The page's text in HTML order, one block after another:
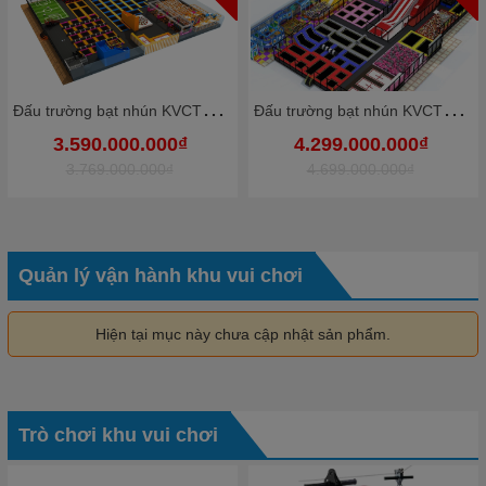
Đ
ấu trường bạt nhún KVCTP9012- Trampoline park rộng lớn chuẩn quốc tế - Công viên bạt nhún vôi nhộn
3.590.000.000₫
Đ
ấu trường bạt nhún KVCTP9010- Trampoline park rộng lớn chuẩn quốc tế - Công viên bạt nhún vôi nhộn
4.299.000.000₫
Quản lý vận hành khu vui chơi
Hiện tại mục này chưa cập nhật sản phẩm.
Trò chơi khu vui chơi